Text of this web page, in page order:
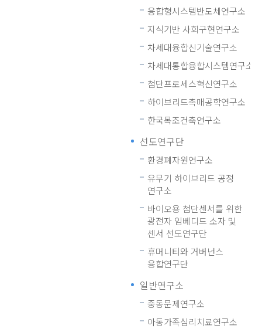
융합형시스템반도체연구소
지식기반 사회구현연구소
차세대융합신기술연구소
차세대통합융합시스템연구소
첨단프로세스혁신연구소
하이브리드촉매공학연구소
한국목조건축연구소
선도연구단
환경폐자원연구소
유무기 하이브리드 공정
연구소
바이오용 첨단센서를 위한
광전자 임베디드 소자 및
센서 선도연구단
휴머니티와 거버넌스
융합연구단
일반연구소
중동문제연구소
아동가족심리치료연구소